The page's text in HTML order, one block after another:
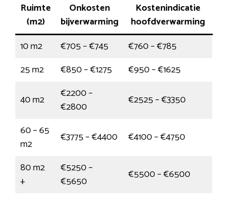
Ruimte
(m2)
Onkosten
bijverwarming
Kostenindicatie
hoofdverwarming
10 m2
€705 – €745
€760 – €785
25 m2
€850 – €1275
€950 – €1625
40 m2
€2200 –
€2800
€2525 – €3350
60 – 65
m2
€3775 – €4400
€4100 – €4750
80 m2
+
€5250 –
€5650
€5500 – €6500